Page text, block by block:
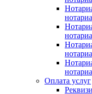
Оплата услуг